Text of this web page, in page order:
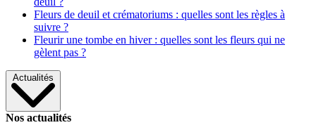
Fleurs de deuil et crématoriums : quelles sont les règles à
suivre ?
Fleurir une tombe en hiver : quelles sont les fleurs qui ne
gèlent pas ?
Actualités
Nos actualités